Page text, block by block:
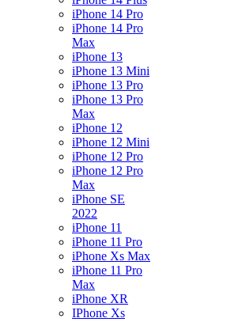
iPhone 14 Pro
iPhone 14 Pro
Max
iPhone 13
iPhone 13 Mini
iPhone 13 Pro
iPhone 13 Pro
Max
iPhone 12
iPhone 12 Mini
iPhone 12 Pro
iPhone 12 Pro
Max
iPhone SE
2022
iPhone 11
iPhone 11 Pro
iPhone Xs Max
iPhone 11 Pro
Max
iPhone XR
IPhone Xs